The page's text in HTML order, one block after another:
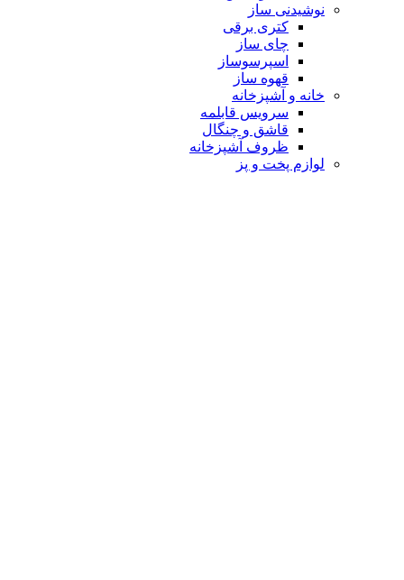
نوشیدنی ساز
کتری برقی
چای ساز
اسپرسوساز
قهوه ساز
خانه و آشپزخانه
سرویس قابلمه
قاشق و چنگال
ظروف آشپزخانه
لوازم پخت و پز